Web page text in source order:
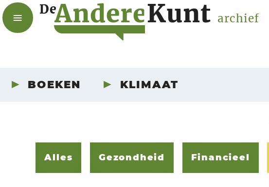
DeAndereKunt archief
BOEKEN KLIMAAT
Alles Gezondheid Financieel